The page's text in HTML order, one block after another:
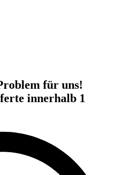
für uns!
innerhalb 1